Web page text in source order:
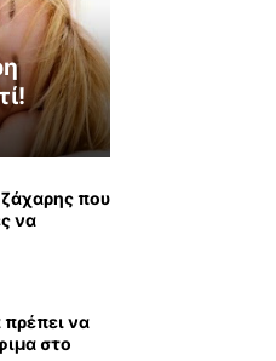
ζάχαρης που
να
πρέπει να
στο